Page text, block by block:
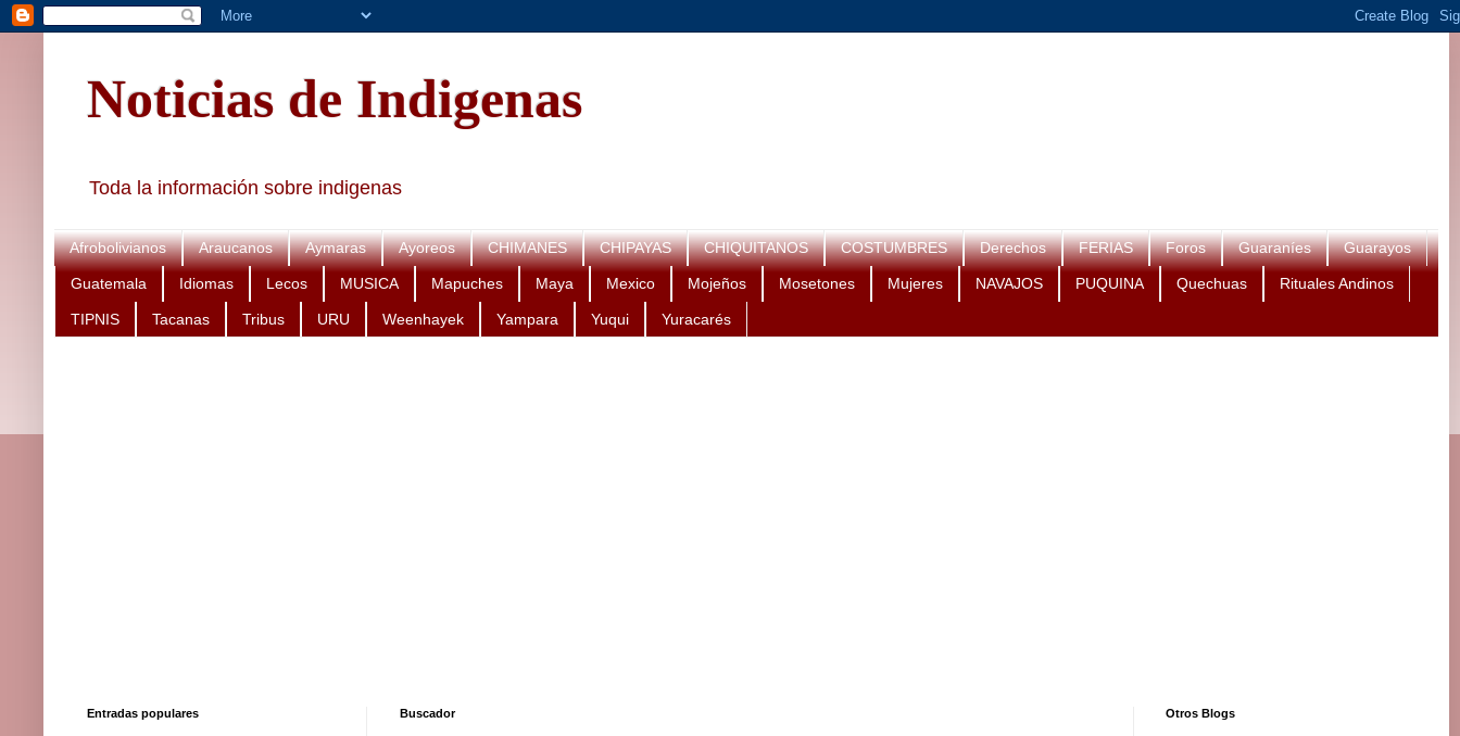
Noticias de Indigenas
Toda la información sobre indigenas
Afrobolivianos Araucanos Aymaras Ayoreos CHIMANES CHIPAYAS CHIQUITANOS COSTUMBRES Derechos FERIAS Foros Guaraníes Guarayos
Guatemala Idiomas Lecos MUSICA Mapuches Maya Mexico Mojeños Mosetones Mujeres NAVAJOS PUQUINA Quechuas Rituales Andinos
TIPNIS Tacanas Tribus URU Weenhayek Yampara Yuqui Yuracarés
Buscador
Entradas populares Otros Blogs